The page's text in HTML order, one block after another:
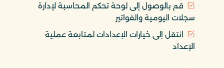
قم بالوصول إلى لوحة تحكم المحاسبة لإدارة
سجلات اليومية والفواتير
انتقل إلى خيارات الإعدادات لمتابعة عملية
الإعداد